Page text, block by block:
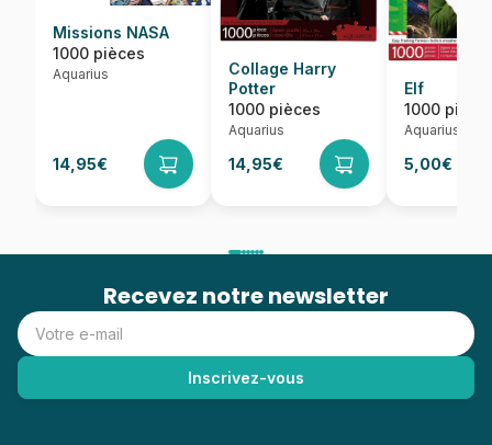
Missions NASA
1000 pièces
Aquarius
14,95€
Collage Harry
Potter
1000 pièces
Aquarius
14,95€
Elf
1000
Aquarius
5,00€
Recevez notre newsletter